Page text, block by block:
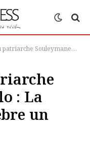
Diallo : La Cote d’Ivoire célèbre un grand serviteur
: La
un